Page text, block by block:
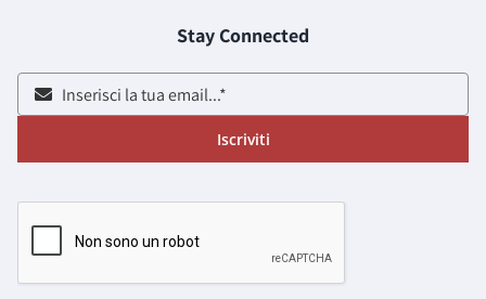
Stay Connected
Iscriviti